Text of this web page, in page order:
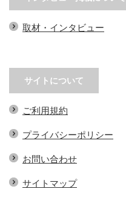
取材・インタビュー
サイトについて
ご利用規約
プライバシーポリシー
お問い合わせ
サイトマップ